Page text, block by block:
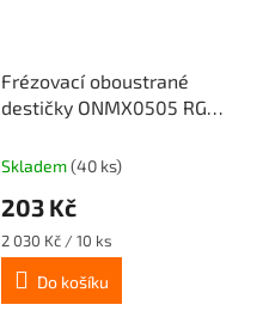
Frézovací oboustrané
destičky ONMX0505 RG
Skladem(40 ks)
203 Kč
Měrná
cena:
2 030 Kč / 10 ks
Do košíku